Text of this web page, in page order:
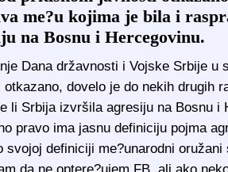
me?u kojima je bila i
na Bosnu i Hercegovinu.
Dana državnosti i Vojske Srbije u
dovelo je do nekih drugih
li Srbija izvršila agresiju na Bosnu i
pravo ima jasnu definiciju pojma
svojoj definiciji me?unarodni